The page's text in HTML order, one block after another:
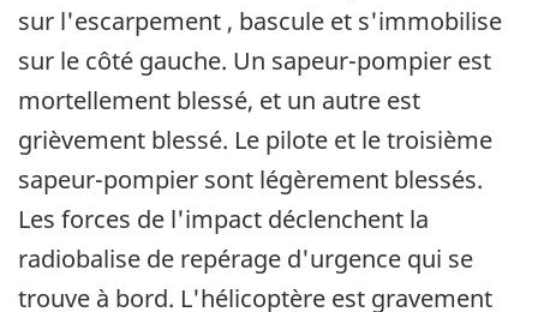
sur l'escarpement , bascule et s'immobilise
sur le côté gauche. Un sapeur-pompier est
mortellement blessé, et un autre est
grièvement blessé. Le pilote et le troisième
sapeur-pompier sont légèrement blessés.
Les forces de l'impact déclenchent la
radiobalise de repérage d'urgence qui se
trouve à bord. L'hélicoptère est gravement